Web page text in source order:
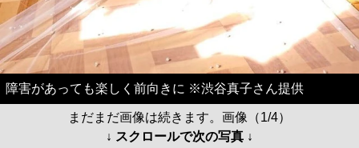
障害があっても楽しく前向きに ※渋谷真子さん提供
まだまだ画像は続きます。画像（1/4）
↓ スクロールで次の写真 ↓